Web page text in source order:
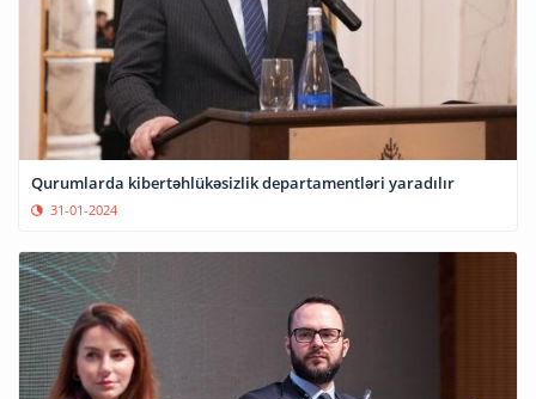
Qurumlarda kibertəhlükəsizlik departamentləri yaradılır
31-01-2024